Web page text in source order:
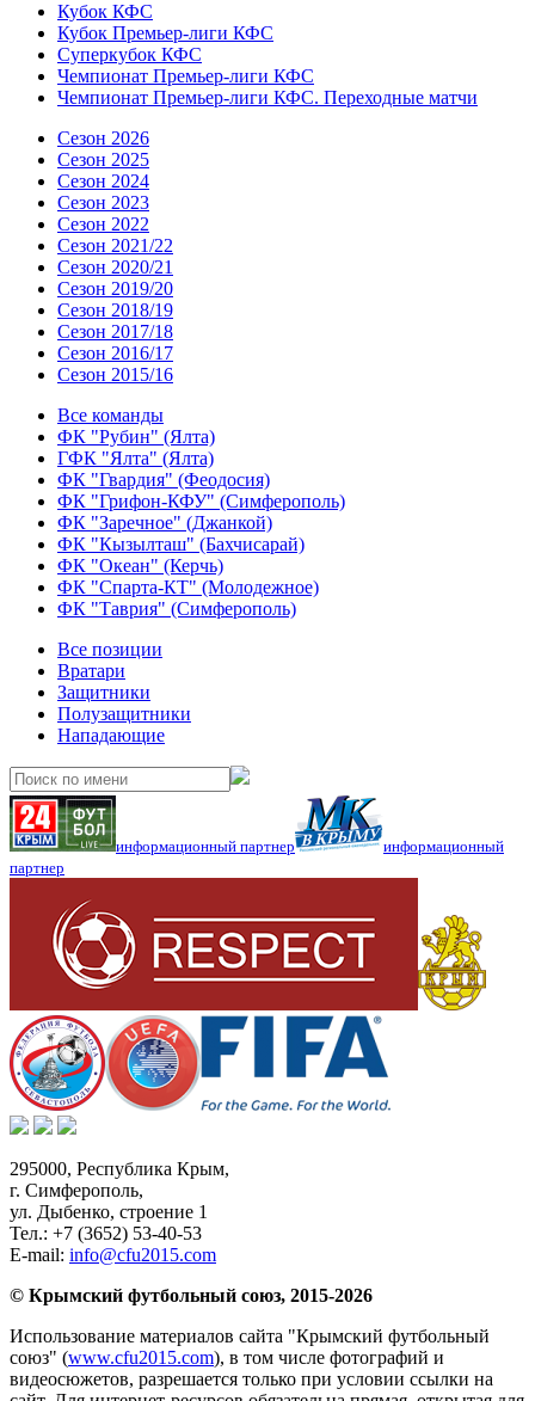
Кубок КФС
Кубок Премьер-лиги КФС
Суперкубок КФС
Чемпионат Премьер-лиги КФС
Чемпионат Премьер-лиги КФС. Переходные матчи
Сезон 2026
Сезон 2025
Сезон 2024
Сезон 2023
Сезон 2022
Сезон 2021/22
Сезон 2020/21
Сезон 2019/20
Сезон 2018/19
Сезон 2017/18
Сезон 2016/17
Сезон 2015/16
Все команды
ФК "Рубин" (Ялта)
ГФК "Ялта" (Ялта)
ФК "Гвардия" (Феодосия)
ФК "Грифон-КФУ" (Симферополь)
ФК "Заречное" (Джанкой)
ФК "Кызылташ" (Бахчисарай)
ФК "Океан" (Керчь)
ФК "Спарта-КТ" (Молодежное)
ФК "Таврия" (Симферополь)
Все позиции
Вратари
Защитники
Полузащитники
Нападающие
информационный партнер
информационный
партнер
295000, Республика Крым,
г. Симферополь,
ул. Дыбенко, строение 1
Тел.: +7 (3652) 53-40-53
E-mail: info@cfu2015.com
© Крымский футбольный союз, 2015-2026
Использование материалов сайта "Крымский футбольный
союз" (www.cfu2015.com), в том числе фотографий и
видеосюжетов, разрешается только при условии ссылки на